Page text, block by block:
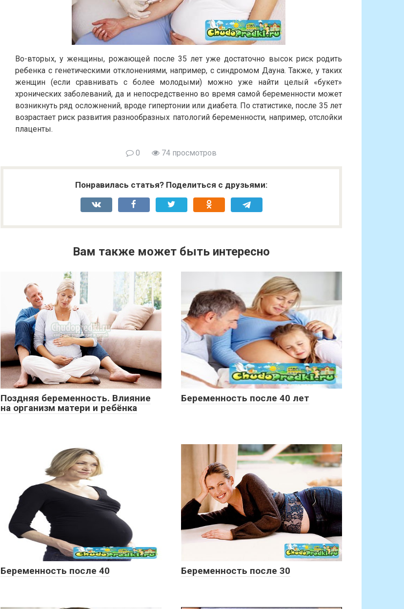
Во-вторых, у женщины, рожающей после 35 лет уже достаточно высок риск родить
ребенка с генетическими отклонениями, например, с синдромом Дауна. Также, у таких
женщин (если сравнивать с более молодыми) можно уже найти целый «букет»
хронических заболеваний, да и непосредственно во время самой беременности может
возникнуть ряд осложнений, вроде гипертонии или диабета. По статистике, после 35 лет
возрастает риск развития разнообразных патологий беременности, например, отслойки
плаценты.
0 74 просмотров
Понравилась статья? Поделиться с друзьями:
Вам также может быть интересно
Поздняя беременность. Влияние
на организм матери и ребёнка
Беременность после 40 лет
Беременность после 40 Беременность после 30